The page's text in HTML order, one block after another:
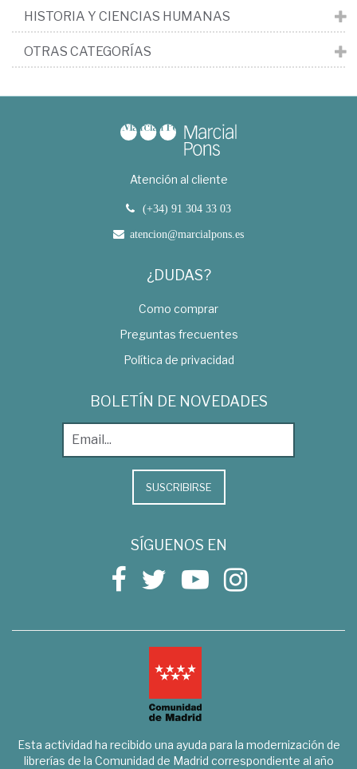
HISTORIA Y CIENCIAS HUMANAS
OTRAS CATEGORÍAS
Atención al cliente
(+34) 91 304 33 03
atencion@marcialpons.es
¿DUDAS?
Como comprar
Preguntas frecuentes
Política de privacidad
BOLETÍN DE NOVEDADES
SUSCRIBIRSE
SÍGUENOS EN
Esta actividad ha recibido una ayuda para la modernización de
librerías de la Comunidad de Madrid correspondiente al año